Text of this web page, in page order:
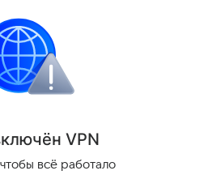
обнаружения
электросети.
ён VPN
всё работало